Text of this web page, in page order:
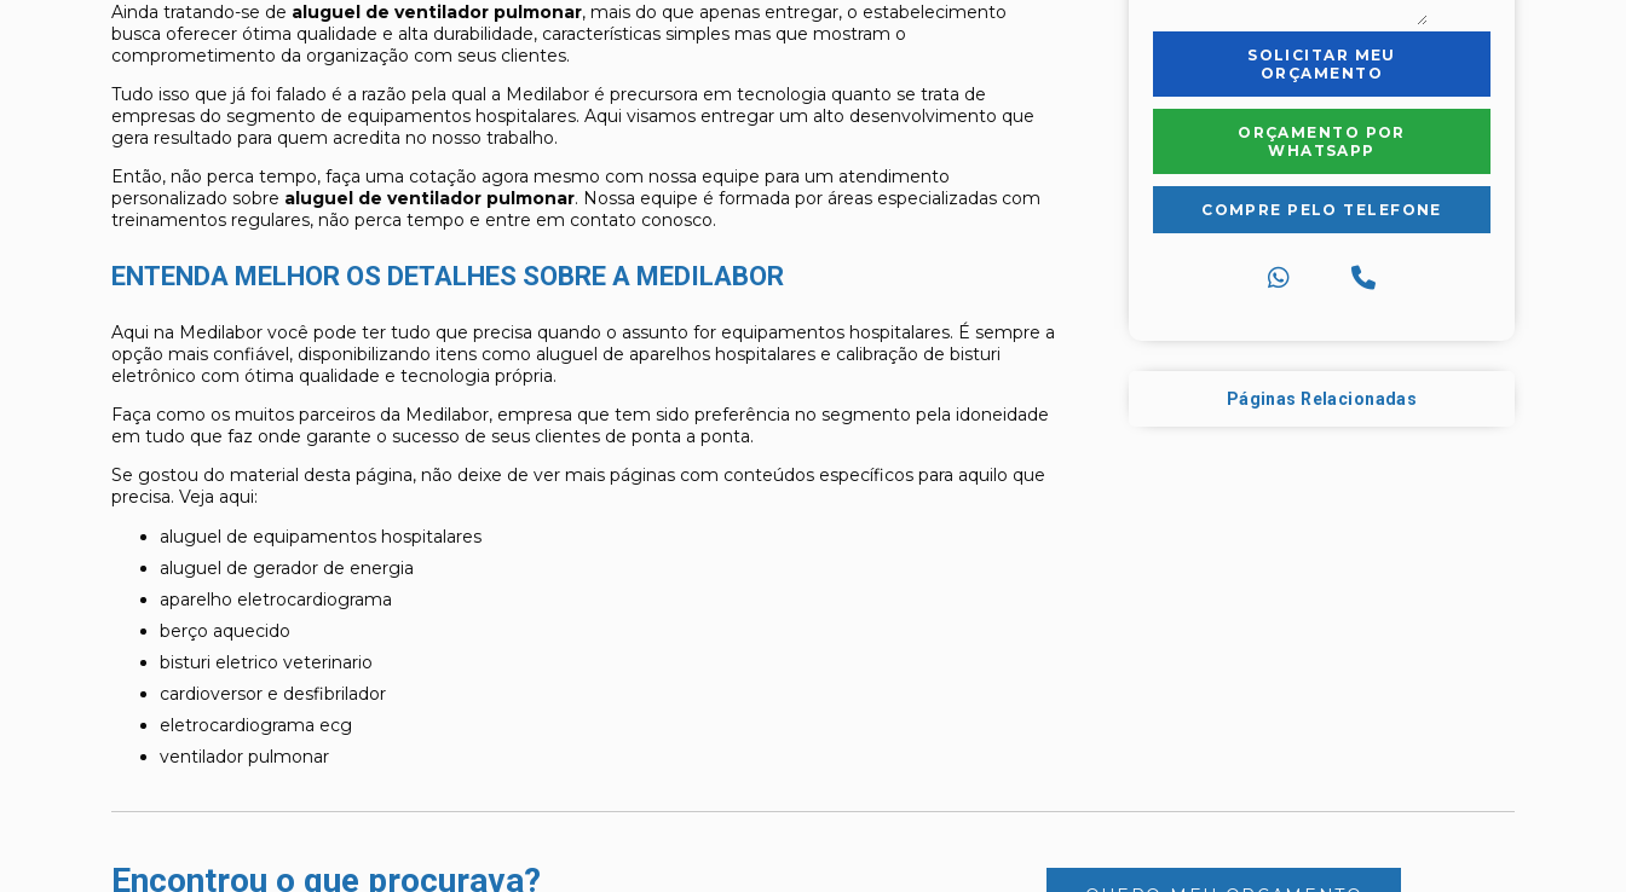
Ainda tratando-se de aluguel de ventilador pulmonar, mais do que apenas entregar, o estabelecimento
busca oferecer ótima qualidade e alta durabilidade, características simples mas que mostram o
comprometimento da organização com seus clientes.
Tudo isso que já foi falado é a razão pela qual a Medilabor é precursora em tecnologia quanto se trata de
empresas do segmento de equipamentos hospitalares. Aqui visamos entregar um alto desenvolvimento que
gera resultado para quem acredita no nosso trabalho.
Então, não perca tempo, faça uma cotação agora mesmo com nossa equipe para um atendimento
personalizado sobre aluguel de ventilador pulmonar. Nossa equipe é formada por áreas especializadas com
treinamentos regulares, não perca tempo e entre em contato conosco.
ENTENDA MELHOR OS DETALHES SOBRE A MEDILABOR
Aqui na Medilabor você pode ter tudo que precisa quando o assunto for equipamentos hospitalares. É sempre a
opção mais confiável, disponibilizando itens como aluguel de aparelhos hospitalares e calibração de bisturi
eletrônico com ótima qualidade e tecnologia própria.
Faça como os muitos parceiros da Medilabor, empresa que tem sido preferência no segmento pela idoneidade
em tudo que faz onde garante o sucesso de seus clientes de ponta a ponta.
Se gostou do material desta página, não deixe de ver mais páginas com conteúdos específicos para aquilo que
precisa. Veja aqui:
aluguel de equipamentos hospitalares
aluguel de gerador de energia
aparelho eletrocardiograma
berço aquecido
bisturi eletrico veterinario
cardioversor e desfibrilador
eletrocardiograma ecg
ventilador pulmonar
SOLICITAR MEU
ORÇAMENTO
ORÇAMENTO POR
WHATSAPP
COMPRE PELO TELEFONE
Páginas Relacionadas
Encontrou o que procurava?